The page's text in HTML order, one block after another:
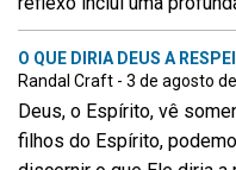
O QUE DIRIA DEUS A
Randal Craft - 3 de agosto
Deus, o Espírito, vê
filhos do Espírito,